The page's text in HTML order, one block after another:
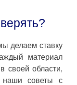
делаем ставку
материал
своей области,
наши советы с